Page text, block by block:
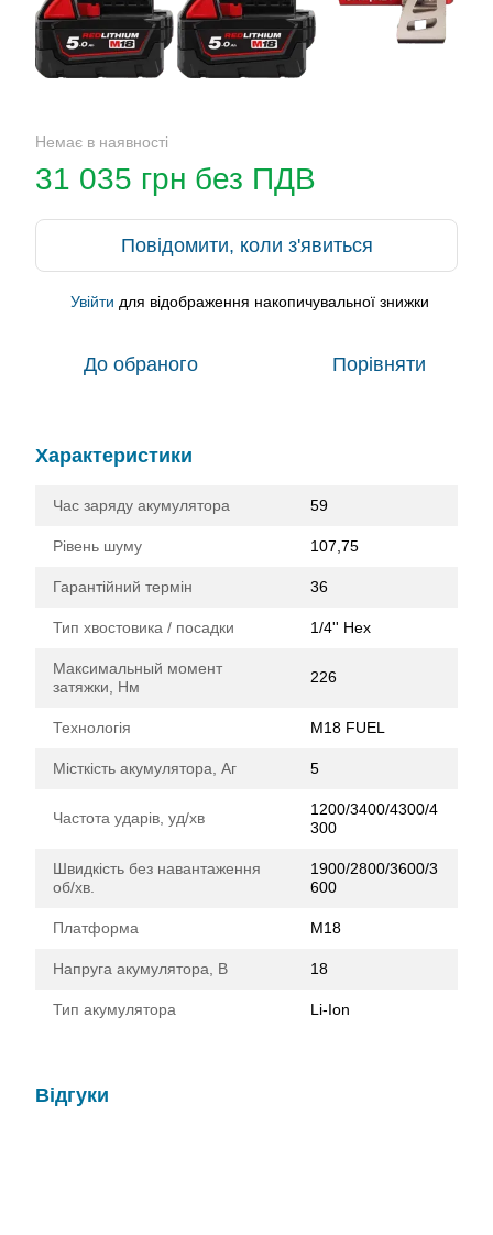
Немає в наявності
31 035 грн без ПДВ
Повідомити, коли з'явиться
Увійти для відображення накопичувальної знижки
До обраного Порівняти
Характеристики
Час заряду акумулятора 59
Рівень шуму 107,75
Гарантійний термін 36
Тип хвостовика / посадки 1/4'' Hex
Максимальный момент
затяжки, Нм
226
Технологія M18 FUEL
Місткість акумулятора, Аг 5
Частота ударів, уд/хв
1200/3400/4300/4
300
Швидкість без навантаження
об/хв.
1900/2800/3600/3
600
Платформа M18
Напруга акумулятора, В 18
Тип акумулятора Li-Ion
Відгуки